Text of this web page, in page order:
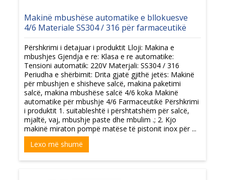
Makinë mbushëse automatike e bllokuesve
4/6 Materiale SS304 / 316 për farmaceutikë
Përshkrimi i detajuar i produktit Lloji: Makina e
mbushjes Gjendja e re: Klasa e re automatike:
Tensioni automatik: 220V Materjali: SS304 / 316
Periudha e shërbimit: Drita gjatë gjithë jetës: Makinë
për mbushjen e shisheve salcë, makina paketimi
salcë, makina mbushëse salcë 4/6 koka Makinë
automatike për mbushje 4/6 Farmaceutikë Përshkrimi
i produktit 1. suitableshtë i përshtatshëm për salcë,
mjaltë, vaj, mbushje paste dhe mbulim .; 2. Kjo
makinë miraton pompë matëse të pistonit inox për ...
Lexo më shumë